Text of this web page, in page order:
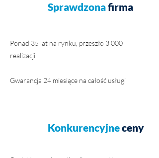
Sprawdzonafirma
Ponad 35 lat na rynku, przeszło 3 000
realizacji
Gwarancja 24 miesiące na całość usługi
Konkurencyjneceny